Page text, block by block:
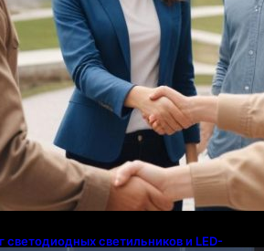
светодиодных светильников и LED-